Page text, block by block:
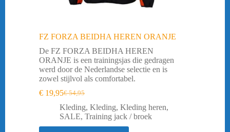
FZ FORZA BEIDHA HEREN ORANJE
De FZ FORZA BEIDHA HEREN
ORANJE is een trainingsjas die gedragen
werd door de Nederlandse selectie en is
zowel stijlvol als comfortabel.
€54,95
Oorspronkelijke
prijs
was:
€ 54,95.
€ 19,95Huidige
prijs
is:
€ 19,95.
Kleding, Kleding, Kleding heren,
SALE, Training jack / broek